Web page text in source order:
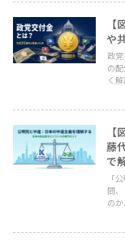
や
政
の
く
藤
で
「
問
の